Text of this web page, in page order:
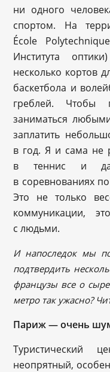
ни одного
спортом. На
École
Института
несколько кортов
баскетбола и
греблей. Чтобы
заниматься
заплатить
в год. Я и сама не
в теннис и
в соревнованиях
Это не только
коммуникации,
с людьми.
И напоследок мы
подтвердить
французы все о
метро так ужасно?
Париж — очень
неопрятный,